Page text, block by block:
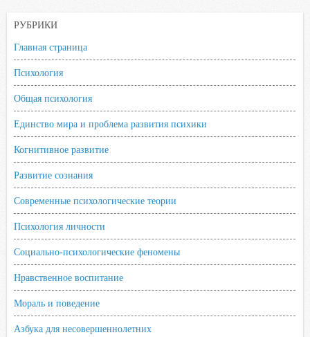
РУБРИКИ
Главная страница
Психология
Общая психология
Единство мира и проблема развития психики
Когнитивное развитие
Развитие сознания
Современные психологические теории
Психология личности
Социально-психологические феномены
Нравственное воспитание
Мораль и поведение
Азбука для несовершеннолетних